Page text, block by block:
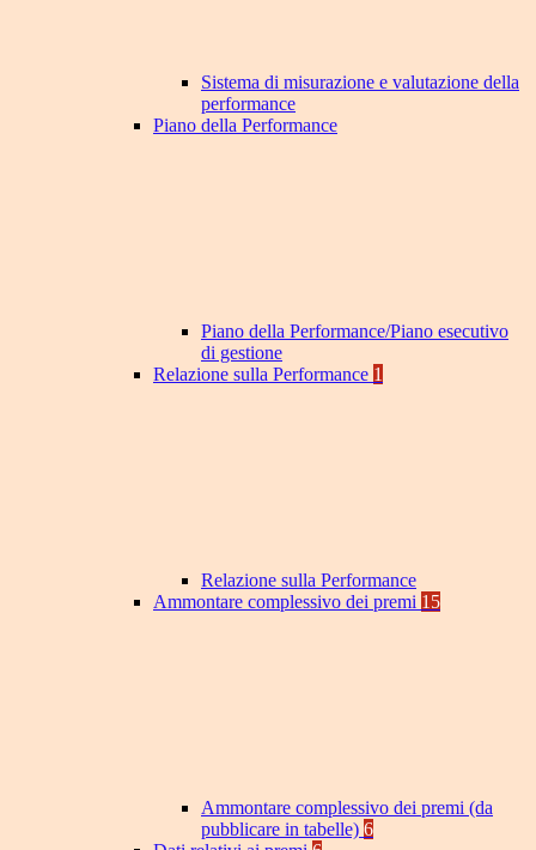
Sistema di misurazione e valutazione della
performance
Piano della Performance
Piano della Performance/Piano esecutivo
di gestione
Relazione sulla Performance 1
Relazione sulla Performance
Ammontare complessivo dei premi 15
Ammontare complessivo dei premi (da
pubblicare in tabelle) 6